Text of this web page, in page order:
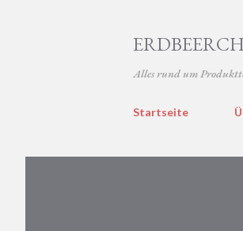
Alles rund um
Startseite